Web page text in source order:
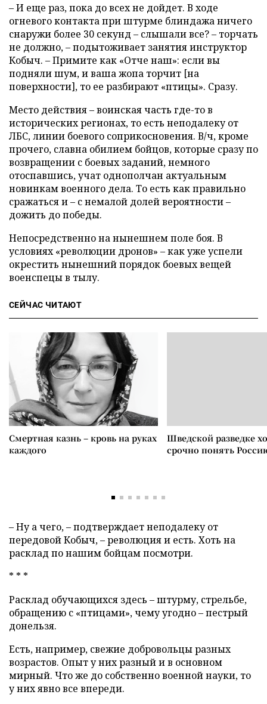
– И еще раз, пока до всех не дойдет. В ходе
огневого контакта при штурме блиндажа ничего
снаружи более 30 секунд – слышали все? – торчать
не должно, – подытоживает занятия инструктор
Кобыч. – Примите как «Отче наш»: если вы
подняли шум, и ваша жопа торчит [на
поверхности], то ее разбирают «птицы». Сразу.
Место действия – воинская часть где-то в
исторических регионах, то есть неподалеку от
ЛБС, линии боевого соприкосновения. В/ч, кроме
прочего, славна обилием бойцов, которые сразу по
возвращении с боевых заданий, немного
отоспавшись, учат однополчан актуальным
новинкам военного дела. То есть как правильно
сражаться и – с немалой долей вероятности –
дожить до победы.
Непосредственно на нынешнем поле боя. В
условиях «революции дронов» – как уже успели
окрестить нынешний порядок боевых вещей
военспецы в тылу.
СЕЙЧАС ЧИТАЮТ
Смертная казнь – кровь на руках
каждого
Шведской разведке
срочно понять
– Ну а чего, – подтверждает неподалеку от
передовой Кобыч, – революция и есть. Хоть на
расклад по нашим бойцам посмотри.
* * *
Расклад обучающихся здесь – штурму, стрельбе,
обращению с «птицами», чему угодно – пестрый
донельзя.
Есть, например, свежие добровольцы разных
возрастов. Опыт у них разный и в основном
мирный. Что же до собственно военной науки, то
у них явно все впереди.